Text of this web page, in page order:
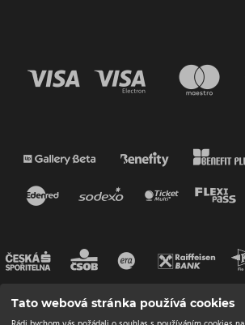
Tato webová stránka používá cookies